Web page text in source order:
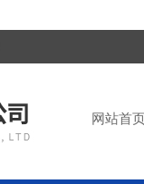
网站首